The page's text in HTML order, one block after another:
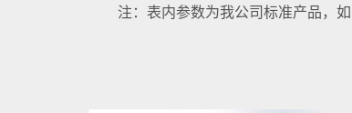
注：表内参数为我公司标准产品，